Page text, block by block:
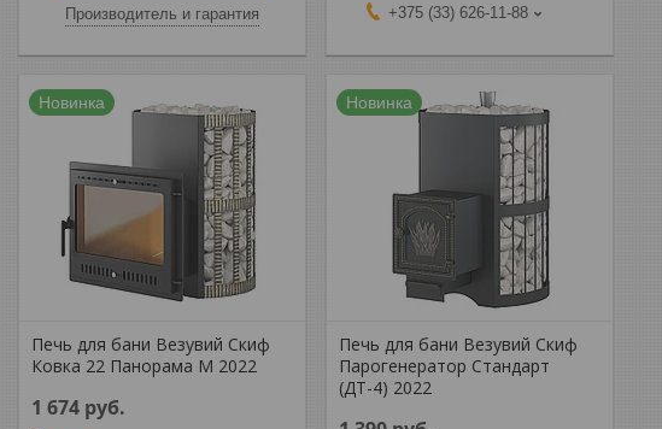
Производитель и гарантия
+375 (33) 626-11-88
Новинка
Печь для бани Везувий Скиф
Ковка 22 Панорама М 2022
1 674 руб.
Новинка
Печь для бани Везувий Скиф
Парогенератор Стандарт
(ДТ-4) 2022